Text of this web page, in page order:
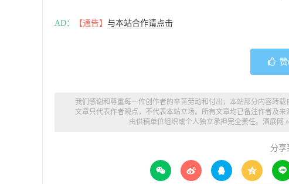
AD： 【通告】 与本站合作请点击
赞
我们感谢和尊重每一位创作者的辛苦劳动和付出，本站部分内容转
文章只代表作者观点，不代表本站立场。所有文章均已备注作者及
由供稿单位组织或个人独立承担完全责任。 酒展网 »
分享
    